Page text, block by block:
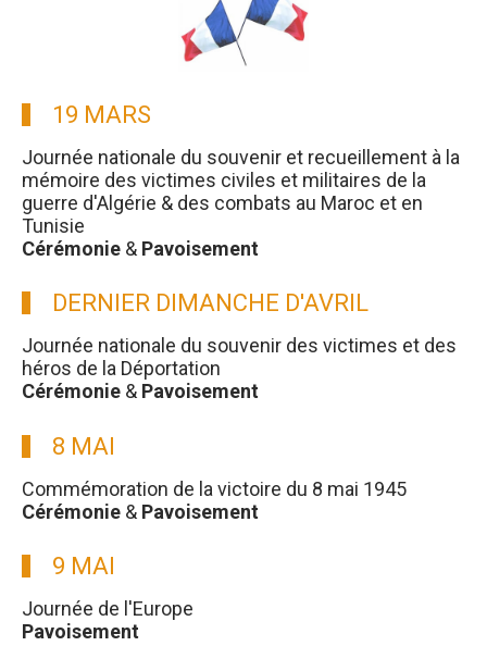
19 MARS
Journée nationale du souvenir et recueillement à la
mémoire des victimes civiles et militaires de la
guerre d'Algérie & des combats au Maroc et en
Tunisie
Cérémonie & Pavoisement
DERNIER DIMANCHE D'AVRIL
Journée nationale du souvenir des victimes et des
héros de la Déportation
Cérémonie & Pavoisement
8 MAI
Commémoration de la victoire du 8 mai 1945
Cérémonie & Pavoisement
9 MAI
Journée de l'Europe
Pavoisement